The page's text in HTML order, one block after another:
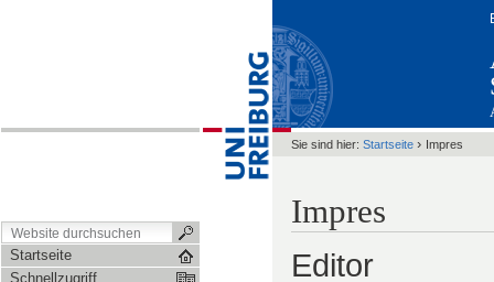
Startseite
Schnellzugriff
Sie sind hier: Startseite › Impres
Impres
Editor